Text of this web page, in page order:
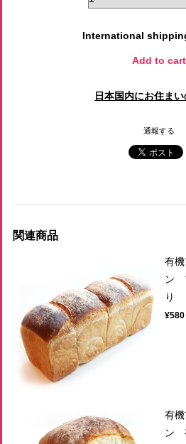
International
Add to cart
日本国内にお住ま
通報する
関連商品
有
ン
り
¥580
有
ン